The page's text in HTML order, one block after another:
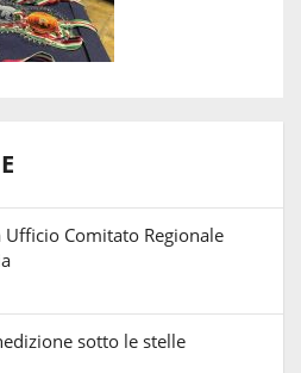
Ufficio Comitato Regionale
sotto le stelle